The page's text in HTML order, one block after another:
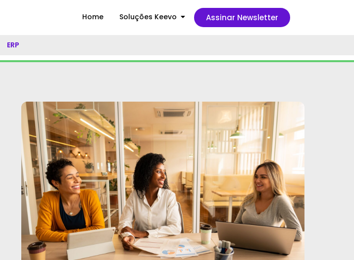
Home Soluções Keevo Assinar Newsletter
ERP